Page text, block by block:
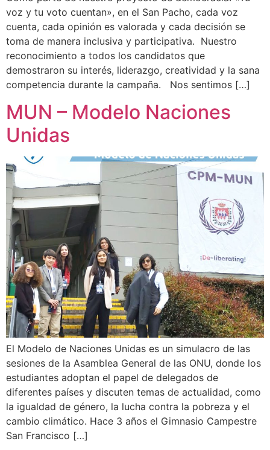
voz y tu voto cuentan», en el San Pacho, cada voz
cuenta, cada opinión es valorada y cada decisión se
toma de manera inclusiva y participativa. Nuestro
reconocimiento a todos los candidatos que
demostraron su interés, liderazgo, creatividad y la sana
competencia durante la campaña. Nos sentimos […]
MUN – Modelo Naciones
Unidas
El Modelo de Naciones Unidas es un simulacro de las
sesiones de la Asamblea General de las ONU, donde los
estudiantes adoptan el papel de delegados de
diferentes países y discuten temas de actualidad, como
la igualdad de género, la lucha contra la pobreza y el
cambio climático. Hace 3 años el Gimnasio Campestre
San Francisco […]